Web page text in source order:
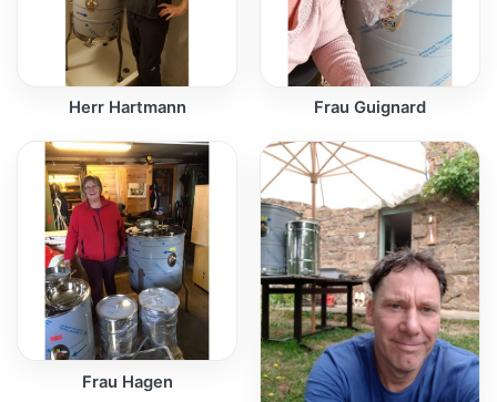
Herr Hartmann Frau Guignard
Frau Hagen